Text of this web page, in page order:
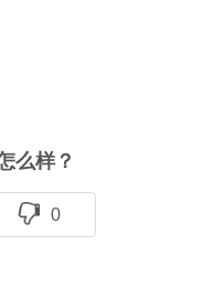
么样？
0